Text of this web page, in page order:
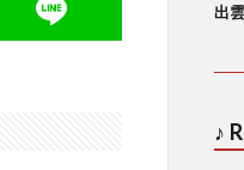
出
♪